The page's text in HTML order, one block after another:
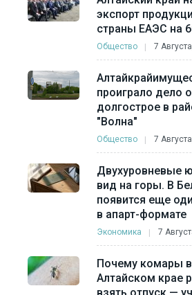
экспорт
страны ЕАЭС на
Общество 7
проиграло дело о
долгострое в
"Волна"
Общество 7
Двухуровневые
вид на горы. В
появится еще
в апарт-формате
Экономика 7
Почему комары в
Алтайском крае